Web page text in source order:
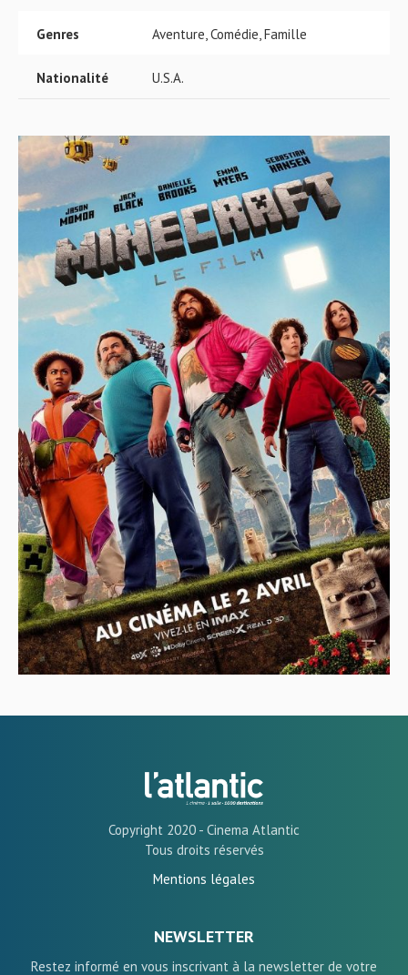
Genres Aventure, Comédie, Famille
Nationalité U.S.A.
Copyright 2020 - Cinema Atlantic
Tous droits réservés
Mentions légales
NEWSLETTER
Restez informé en vous inscrivant à la newsletter de votre